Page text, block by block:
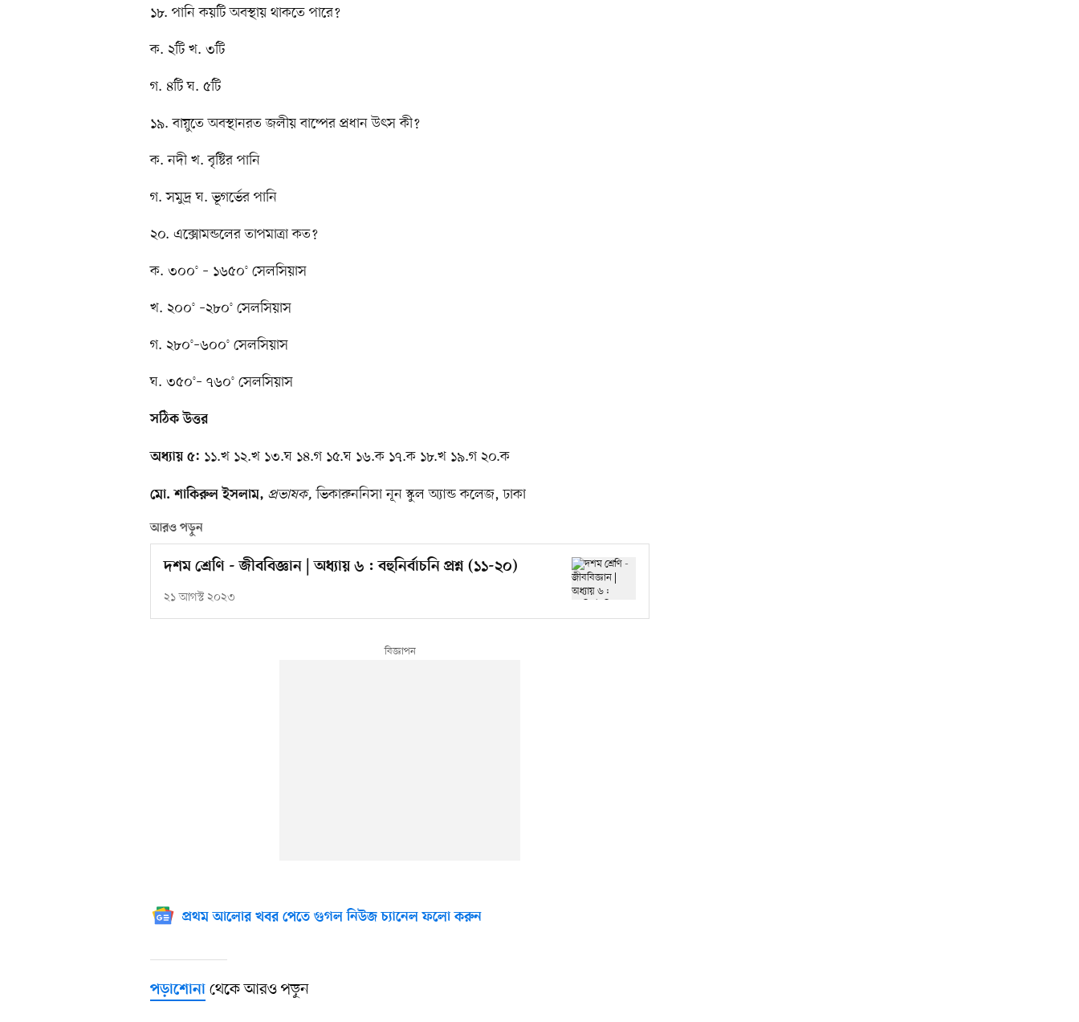
১৮. পানি কয়টি অবস্থায় থাকতে পারে?
ক. ২টি খ. ৩টি
গ. ৪টি ঘ. ৫টি
১৯. বায়ুতে অবস্থানরত জলীয় বাষ্পের প্রধান উৎস কী?
ক. নদী খ. বৃষ্টির পানি
গ. সমুদ্র ঘ. ভূগর্ভের পানি
২০. এক্সোমন্ডলের তাপমাত্রা কত?
ক. ৩০০° – ১৬৫০° সেলসিয়াস
খ. ২০০° –২৮০° সেলসিয়াস
গ. ২৮০°–৬০০° সেলসিয়াস
ঘ. ৩৫০°– ৭৬০° সেলসিয়াস
সঠিক উত্তর
অধ্যায় ৫: ১১.খ ১২.খ ১৩.ঘ ১৪.গ ১৫.ঘ ১৬.ক ১৭.ক ১৮.খ ১৯.গ ২০.ক
মো. শাকিরুল ইসলাম, প্রভাষক, ভিকারুননিসা নূন স্কুল অ্যান্ড কলেজ, ঢাকা
আরও পড়ুন
দশম শ্রেণি - জীববিজ্ঞান | অধ্যায় ৬ : বহুনির্বাচনি প্রশ্ন (১১-২০)
২১ আগস্ট ২০২৩
প্রথম আলোর খবর পেতে গুগল নিউজ চ্যানেল ফলো করুন
পড়াশোনা থেকে আরও পড়ুন